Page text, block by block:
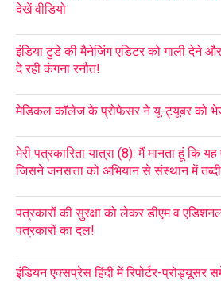
देखें वीडियो
इंडिया टुडे की मैनेजिंग एडिटर को गाली देने
दे रही कंगना रनौत!
मेडिकल कॉलेज के प्रोफेसर ने यू-ट्यूबर को
मेरी पत्रकारिता यात्रा (8): मैं मानता हूं कि
जिसने जनसत्ता को अभियान से संस्थान में
पत्रकारों की सुरक्षा को लेकर डीएम व
पत्रकारों का दल!
इंडियन एक्सप्रेस हिंदी में रिपोर्टर-प्रोड्यूसर